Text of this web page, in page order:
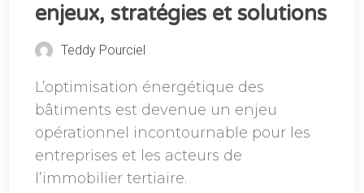
enjeux, stratégies et solutions
Teddy Pourciel
L’optimisation énergétique des
bâtiments est devenue un enjeu
opérationnel incontournable pour les
entreprises et les acteurs de
l’immobilier tertiaire.